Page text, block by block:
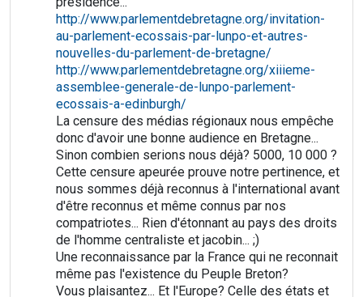
http://www.parlementdebretagne.org/invitation-
au-parlement-ecossais-par-lunpo-et-autres-
nouvelles-du-parlement-de-bretagne/
http://www.parlementdebretagne.org/xiiieme-
assemblee-generale-de-lunpo-parlement-
ecossais-a-edinburgh/
La censure des médias régionaux nous empêche
donc d'avoir une bonne audience en Bretagne...
Sinon combien serions nous déjà? 5000, 10 000 ?
Cette censure apeurée prouve notre pertinence, et
nous sommes déjà reconnus à l'international avant
d'être reconnus et même connus par nos
compatriotes... Rien d'étonnant au pays des droits
de l'homme centraliste et jacobin... ;)
Une reconnaissance par la France qui ne reconnait
même pas l'existence du Peuple Breton?
Vous plaisantez... Et l'Europe? Celle des états et